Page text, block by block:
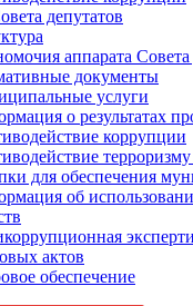
депутатов
аппарата Совета
документы
услуги
о результатах
коррупции
для обеспечения
об
актов
обеспечение